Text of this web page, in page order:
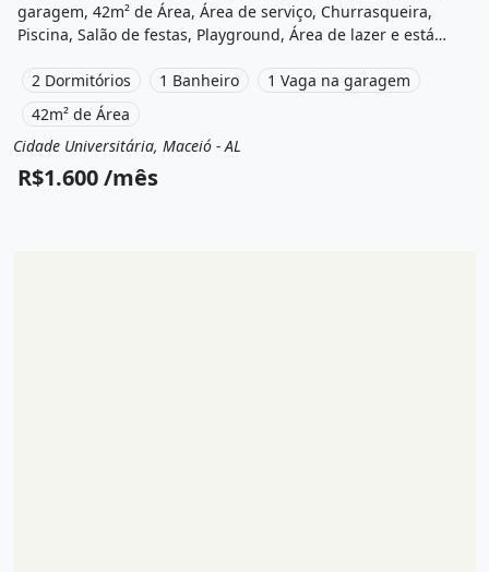
garagem, 42m² de Área, Área de serviço, Churrasqueira,
Piscina, Salão de festas, Playground, Área de lazer e está
alugar por R$1.600 /Mês.
2 Dormitórios 1 Banheiro
1 Vaga na garagem
42m² de Área
Aluguel
Apartamento
Cidade Universitária, Maceió - AL
R$1.600 /mês